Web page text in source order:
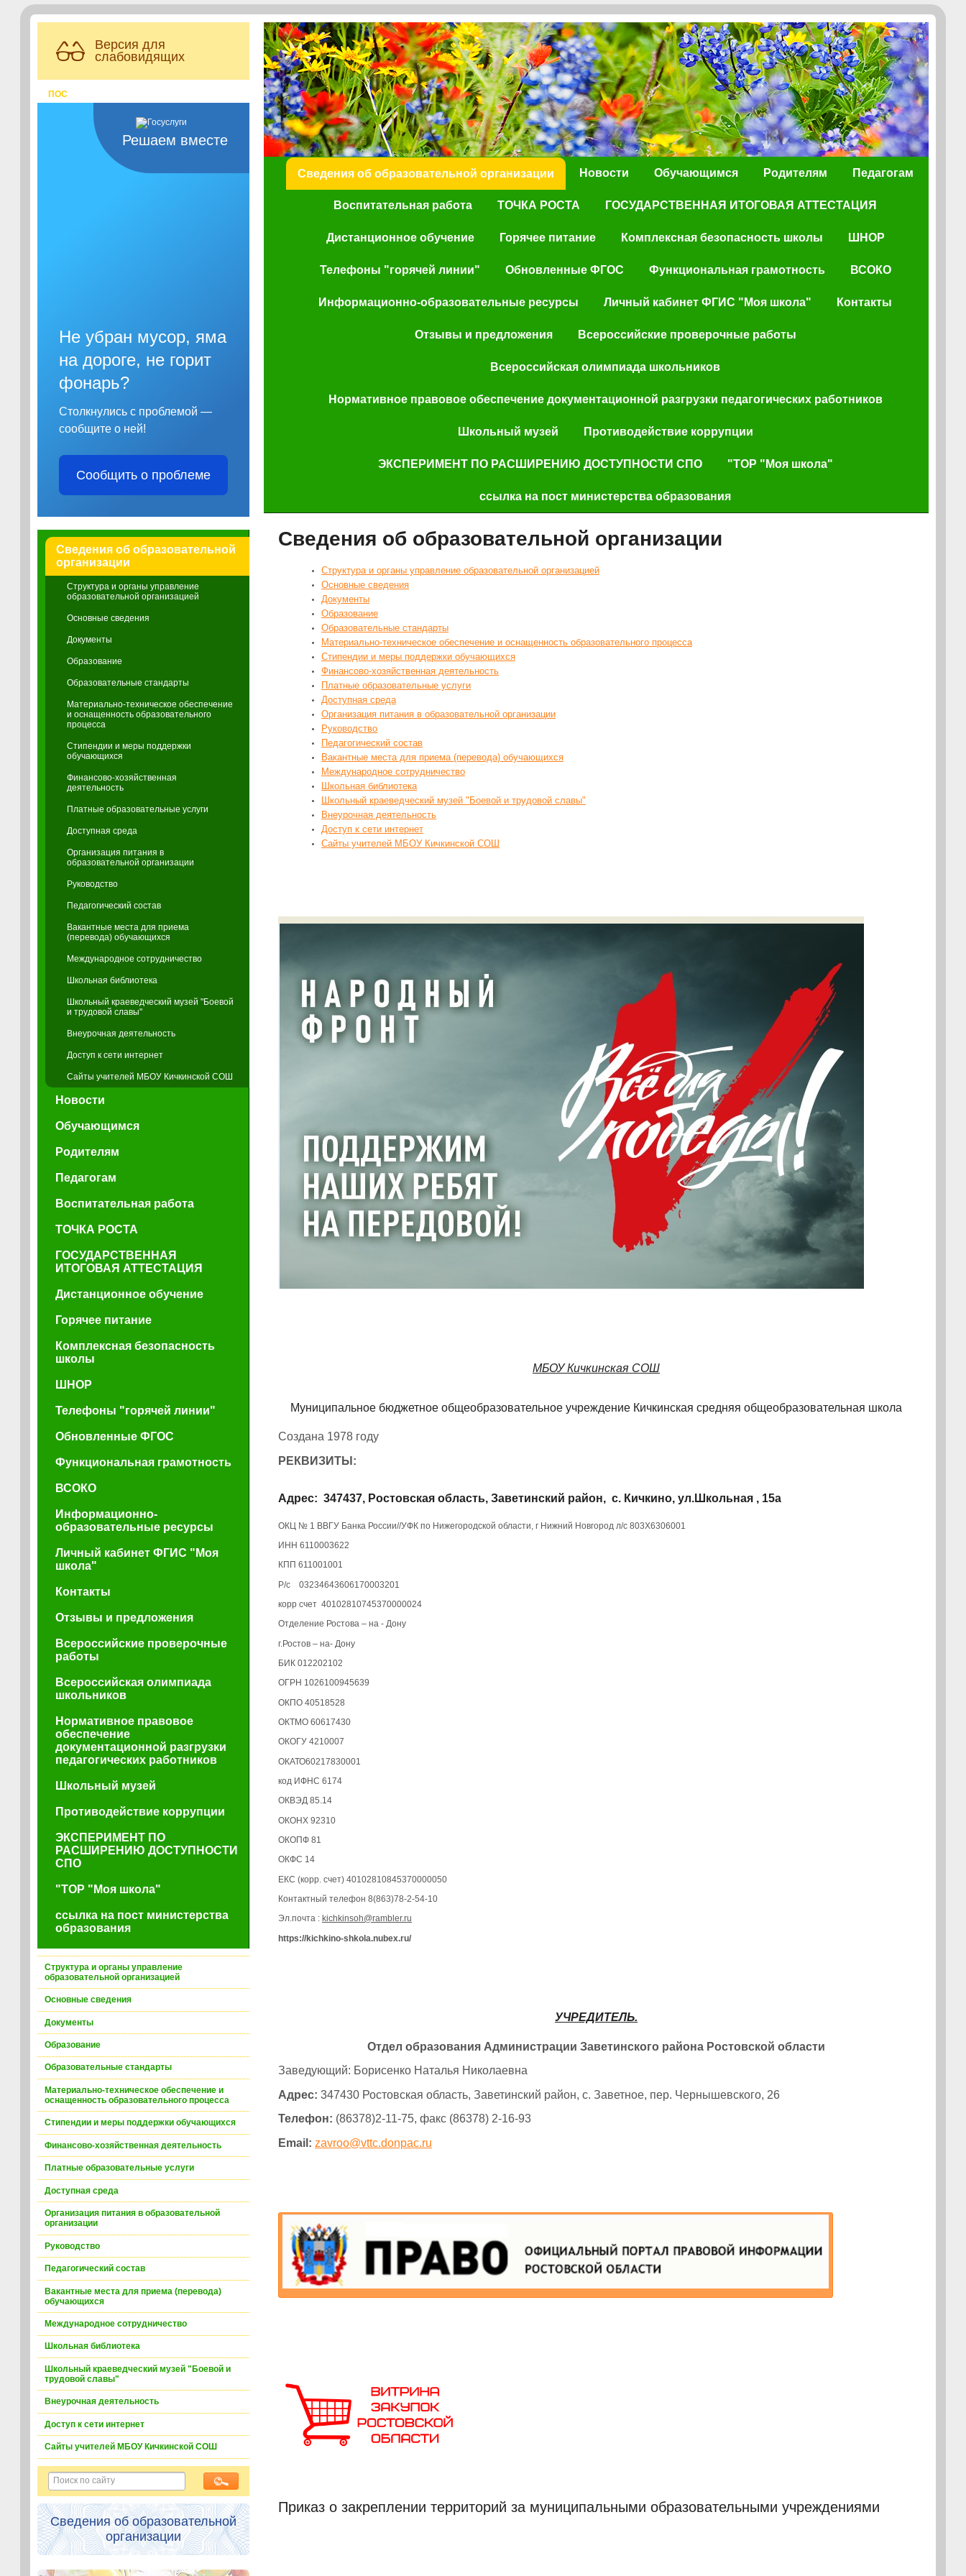
Версия для
слабовидящих
ПОС
Решаем вместе
Не убран мусор, яма
на дороге, не горит
фонарь?
Столкнулись с проблемой —
сообщите о ней!
Сообщить о проблеме
Сведения об образовательной
организации
Структура и органы управление
образовательной организацией
Основные сведения
Документы
Образование
Образовательные стандарты
Материально-техническое обеспечение
и оснащенность образовательного
процесса
Стипендии и меры поддержки
обучающихся
Финансово-хозяйственная
деятельность
Платные образовательные услуги
Доступная среда
Организация питания в
образовательной организации
Руководство
Педагогический состав
Вакантные места для приема
(перевода) обучающихся
Международное сотрудничество
Школьная библиотека
Школьный краеведческий музей "Боевой
и трудовой славы"
Внеурочная деятельность
Доступ к сети интернет
Сайты учителей МБОУ Кичкинской СОШ
Новости
Обучающимся
Родителям
Педагогам
Воспитательная работа
ТОЧКА РОСТА
ГОСУДАРСТВЕННАЯ
ИТОГОВАЯ АТТЕСТАЦИЯ
Дистанционное обучение
Горячее питание
Комплексная безопасность
школы
ШНОР
Телефоны "горячей линии"
Обновленные ФГОС
Функциональная грамотность
ВСОКО
Информационно-
образовательные ресурсы
Личный кабинет ФГИС "Моя
школа"
Контакты
Отзывы и предложения
Всероссийские проверочные
работы
Всероссийская олимпиада
школьников
Нормативное правовое
обеспечение
документационной разгрузки
педагогических работников
Школьный музей
Противодействие коррупции
ЭКСПЕРИМЕНТ ПО
РАСШИРЕНИЮ ДОСТУПНОСТИ
СПО
"ТОР "Моя школа"
ссылка на пост министерства
образования
Структура и органы управление
образовательной организацией
Основные сведения
Документы
Образование
Образовательные стандарты
Материально-техническое обеспечение и
оснащенность образовательного процесса
Стипендии и меры поддержки обучающихся
Финансово-хозяйственная деятельность
Платные образовательные услуги
Доступная среда
Организация питания в образовательной
организации
Руководство
Педагогический состав
Вакантные места для приема (перевода)
обучающихся
Международное сотрудничество
Школьная библиотека
Школьный краеведческий музей "Боевой и
трудовой славы"
Внеурочная деятельность
Доступ к сети интернет
Сайты учителей МБОУ Кичкинской СОШ
Сведения об образовательной
организации
Сведения об образовательной организации Новости Обучающимся Родителям Педагогам
Воспитательная работа ТОЧКА РОСТА ГОСУДАРСТВЕННАЯ ИТОГОВАЯ АТТЕСТАЦИЯ
Дистанционное обучение Горячее питание Комплексная безопасность школы ШНОР
Телефоны "горячей линии" Обновленные ФГОС Функциональная грамотность ВСОКО
Информационно-образовательные ресурсы Личный кабинет ФГИС "Моя школа" Контакты
Отзывы и предложения Всероссийские проверочные работы
Всероссийская олимпиада школьников
Нормативное правовое обеспечение документационной разгрузки педагогических работников
Школьный музей Противодействие коррупции
ЭКСПЕРИМЕНТ ПО РАСШИРЕНИЮ ДОСТУПНОСТИ СПО "ТОР "Моя школа"
ссылка на пост министерства образования
Сведения об образовательной организации
Структура и органы управление образовательной организацией
Основные сведения
Документы
Образование
Образовательные стандарты
Материально-техническое обеспечение и оснащенность образовательного процесса
Стипендии и меры поддержки обучающихся
Финансово-хозяйственная деятельность
Платные образовательные услуги
Доступная среда
Организация питания в образовательной организации
Руководство
Педагогический состав
Вакантные места для приема (перевода) обучающихся
Международное сотрудничество
Школьная библиотека
Школьный краеведческий музей "Боевой и трудовой славы"
Внеурочная деятельность
Доступ к сети интернет
Сайты учителей МБОУ Кичкинской СОШ
МБОУ Кичкинская СОШ
Муниципальное бюджетное общеобразовательное учреждение Кичкинская средняя общеобразовательная школа
Создана 1978 году
РЕКВИЗИТЫ:
Адрес: 347437, Ростовская область, Заветинский район, с. Кичкино, ул.Школьная , 15а
ОКЦ № 1 ВВГУ Банка России//УФК по Нижегородской области, г Нижний Новгород л/с 803X6306001
ИНН 6110003622
КПП 611001001
Р/с 03234643606170003201
корр счет 40102810745370000024
Отделение Ростова – на - Дону
г.Ростов – на- Дону
БИК 012202102
ОГРН 1026100945639
ОКПО 40518528
ОКТМО 60617430
ОКОГУ 4210007
ОКАТО60217830001
код ИФНС 6174
ОКВЭД 85.14
ОКОНХ 92310
ОКОПФ 81
ОКФС 14
ЕКС (корр. счет) 40102810845370000050
Контактный телефон 8(863)78-2-54-10
Эл.почта : kichkinsoh@rambler.ru
https://kichkino-shkola.nubex.ru/
УЧРЕДИТЕЛЬ.
Отдел образования Администрации Заветинского района Ростовской области
Заведующий: Борисенко Наталья Николаевна
Адрес: 347430 Ростовская область, Заветинский район, с. Заветное, пер. Чернышевского, 26
Телефон: (86378)2-11-75, факс (86378) 2-16-93
Email: zavroo@vttc.donpac.ru
Приказ о закреплении территорий за муниципальными образовательными учреждениями